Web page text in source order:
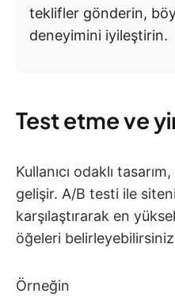
teklifler gönderin,
deneyimini iyileştirin.
Test etme ve
Kullanıcı odaklı
gelişir. A/B testi ile
karşılaştırarak en
öğeleri
Örneğin